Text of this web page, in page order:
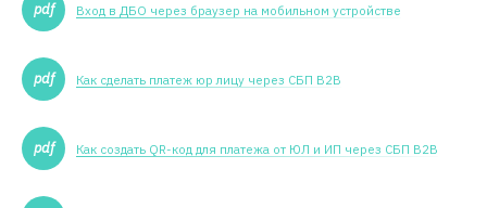
Вход в ДБО через браузер на мобильном устройстве
Как сделать платеж юр лицу через СБП В2В
Как создать QR-код для платежа от ЮЛ и ИП через СБП В2В